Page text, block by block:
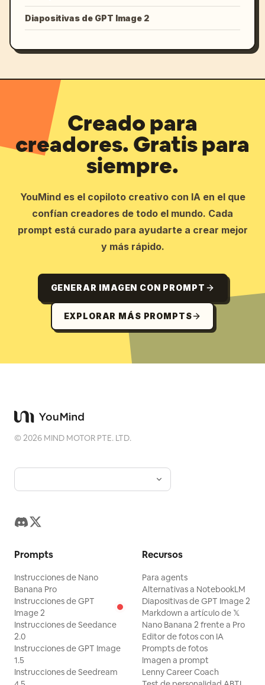
Diapositivas de GPT Image 2
Creado para
creadores. Gratis para
siempre.
YouMind es el copiloto creativo con IA en el que
confían creadores de todo el mundo. Cada
prompt está curado para ayudarte a crear mejor
y más rápido.
GENERAR IMAGEN CON PROMPT
EXPLORAR MÁS PROMPTS
©2026 MIND MOTOR PTE. LTD.
Prompts
Instrucciones de Nano
Banana Pro
Instrucciones de GPT
Image 2
Instrucciones de Seedance
2.0
Instrucciones de GPT Image
1.5
Instrucciones de Seedream
Recursos
Para agents
Alternativas a NotebookLM
Diapositivas de GPT Image 2
Markdown a artículo de 𝕏
Nano Banana 2 frente a Pro
Editor de fotos con IA
Prompts de fotos
Imagen a prompt
Lenny Career Coach